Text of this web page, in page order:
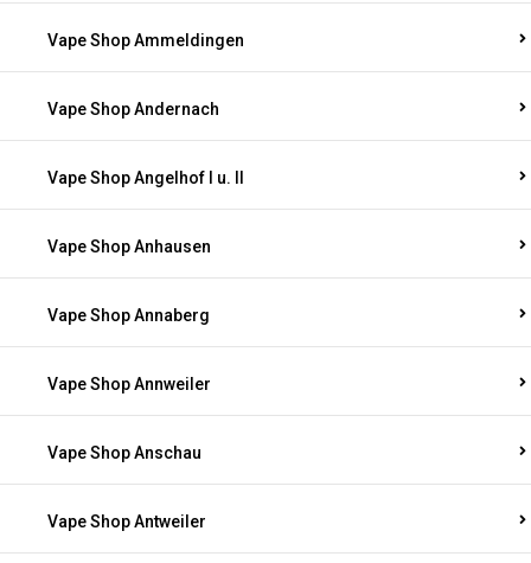
Vape Shop Ammeldingen
Vape Shop Andernach
Vape Shop Angelhof I u. II
Vape Shop Anhausen
Vape Shop Annaberg
Vape Shop Annweiler
Vape Shop Anschau
Vape Shop Antweiler